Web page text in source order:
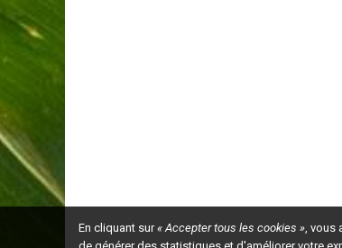
En cliquant sur« Accepter tous les cookies », vous